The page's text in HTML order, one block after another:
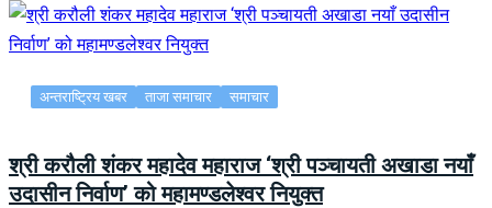
अन्तराष्ट्रिय खबर ताजा समाचार समाचार
श्री करौली शंकर महादेव महाराज ‘श्री पञ्चायती अखाडा नयाँ
उदासीन निर्वाण’ को महामण्डलेश्वर नियुक्त